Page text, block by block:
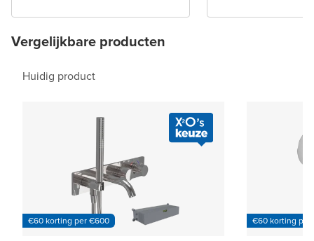
Vergelijkbare producten
Huidig product
€60 korting per €600 €60 korting per